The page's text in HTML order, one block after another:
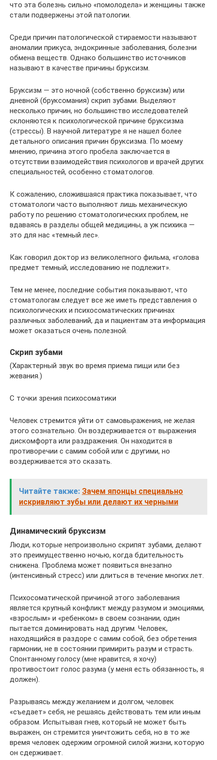
что эта болезнь сильно «помолодела» и женщины также
стали подвержены этой патологии.
Среди причин патологической стираемости называют
аномалии прикуса, эндокринные заболевания, болезни
обмена веществ. Однако большинство источников
называют в качестве причины бруксизм.
Бруксизм — это ночной (собственно бруксизм) или
дневной (бруксомания) скрип зубами. Выделяют
несколько причин, но большинство исследователей
склоняются к психологической причине бруксизма
(стрессы). В научной литературе я не нашел более
детального описания причин бруксизма. По моему
мнению, причина этого пробела заключается в
отсутствии взаимодействия психологов и врачей других
специальностей, особенно стоматологов.
К сожалению, сложившаяся практика показывает, что
стоматологи часто выполняют лишь механическую
работу по решению стоматологических проблем, не
вдаваясь в разделы общей медицины, а уж психика —
это для нас «темный лес».
Как говорил доктор из великолепного фильма, «голова
предмет темный, исследованию не подлежит».
Тем не менее, последние события показывают, что
стоматологам следует все же иметь представления о
психологических и психосоматических причинах
различных заболеваний, да и пациентам эта информация
может оказаться очень полезной.
Скрип зубами
(Характерный звук во время приема пищи или без
жевания.)
С точки зрения психосоматики
Человек стремится уйти от самовыражения, не желая
этого сознательно. Он воздерживается от выражения
дискомфорта или раздражения. Он находится в
противоречии с самим собой или с другими, но
воздерживается это сказать.
Читайте также: Зачем японцы специально
искривляют зубы или делают их черными
Динамический бруксизм
Люди, которые непроизвольно скрипят зубами, делают
это преимущественно ночью, когда бдительность
снижена. Проблема может появиться внезапно
(интенсивный стресс) или длиться в течение многих лет.
Психосоматической причиной этого заболевания
является крупный конфликт между разумом и эмоциями,
«взрослым» и «ребенком» в своем сознании, один
пытается доминировать над другим. Человек,
находящийся в раздоре с самим собой, без обретения
гармонии, не в состоянии примирить разум и страсть.
Спонтанному голосу (мне нравится, я хочу)
противостоит голос разума (у меня есть обязанность, я
должен).
Разрываясь между желанием и долгом, человек
«съедает» себя, не решаясь действовать тем или иным
образом. Испытывая гнев, который не может быть
выражен, он стремится уничтожить себя, но в то же
время человек одержим огромной силой жизни, которую
он сдерживает.